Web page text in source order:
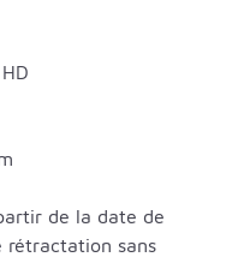
de la date de
rétractation sans